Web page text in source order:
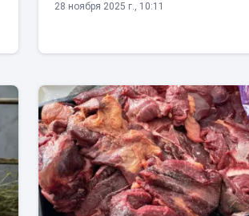
28 ноября 2025 г., 10:11